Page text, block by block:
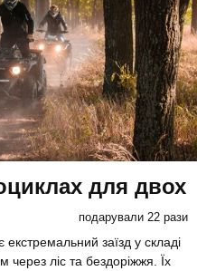
для двох
подарували 22 рази
заїзд у складі
ліс та бездоріжжя. Їх